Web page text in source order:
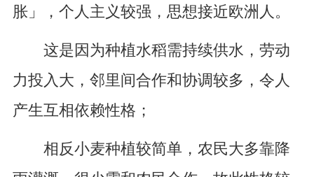
胀」，个人主义较强，思想接近欧洲人。
这是因为种植水稻需持续供水，劳动
力投入大，邻里间合作和协调较多，令人
产生互相依赖性格；
相反小麦种植较简单，农民大多靠降